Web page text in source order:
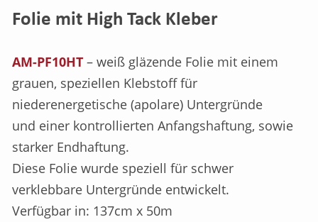
Folie mit High Tack Kleber
AM-PF10HT – weiß gläzende Folie mit einem
grauen, speziellen Klebstoff für
niederenergetische (apolare) Untergründe
und einer kontrollierten Anfangshaftung, sowie
starker Endhaftung.
Diese Folie wurde speziell für schwer
verklebbare Untergründe entwickelt.
Verfügbar in: 137cm x 50m